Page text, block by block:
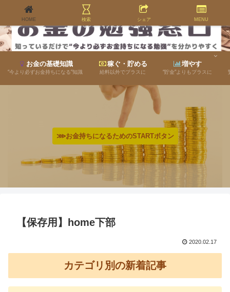
お金の勉強窓口
お金の基礎知識
“今より必ずお金持ちになる”知識
稼ぐ・貯める
給料以外でプラスに
増やす
“貯金”よりもプラスに
⋙お金持ちになるためのSTARTボタン
【保存用】home下部
2020.02.17
カテゴリ別の新着記事
HOME 検索 シェア MENU